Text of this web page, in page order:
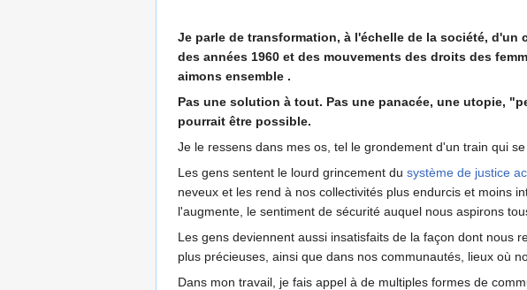
Je parle de transformation, à l'échelle de la société,
des années 1960 et des mouvements des droits des
aimons ensemble .
Pas une solution à tout. Pas une panacée, une utopie,
pourrait être possible.
Je le ressens dans mes os, tel le grondement d'un train qui
Les gens sentent le lourd grincement du système de justice
neveux et les rend à nos collectivités plus endurcis et moins
l'augmente, le sentiment de sécurité auquel nous aspirons
Les gens deviennent aussi insatisfaits de la façon dont nous
plus précieuses, ainsi que dans nos communautés, lieux où
Dans mon travail, je fais appel à de multiples formes de